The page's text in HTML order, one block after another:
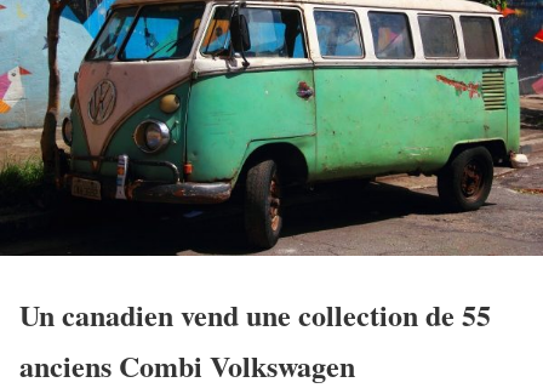
Un canadien vend une collection de 55
anciens Combi Volkswagen